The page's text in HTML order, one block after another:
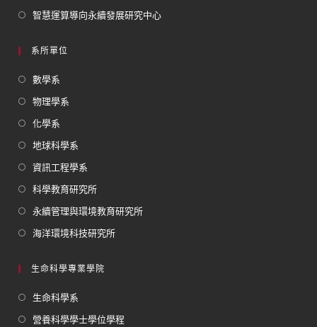
智慧運算導向永續發展研究中心
系所單位
數學系
物理學系
化學系
地球科學系
資訊工程學系
科學教育研究所
永續管理與環境教育研究所
海洋環境科技研究所
生命科學專業學院
生命科學系
營養科學學士學位學程